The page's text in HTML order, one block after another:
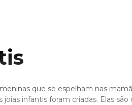
que se espelham nas
infantis foram criadas. Elas